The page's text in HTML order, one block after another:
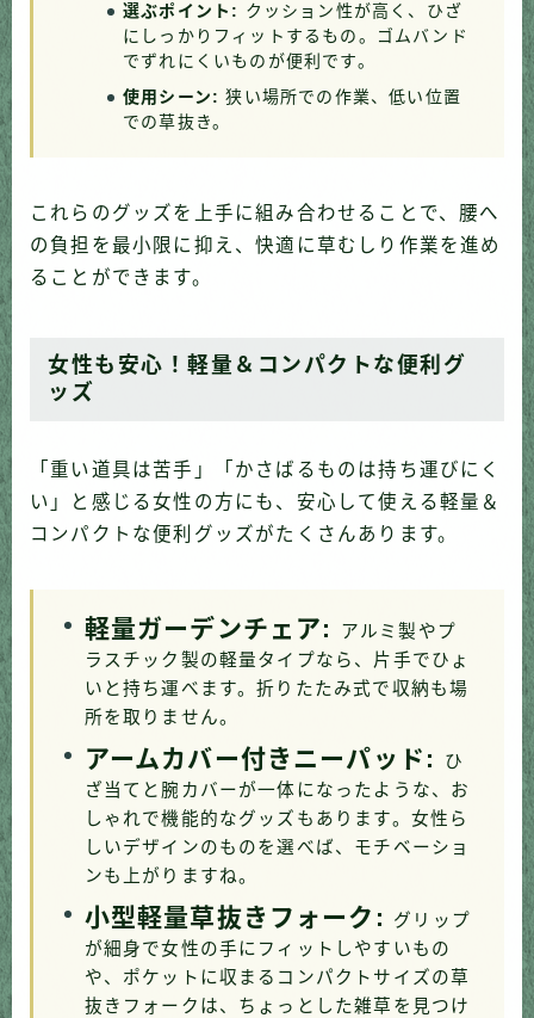
選ぶポイント: クッション性が高く、ひざ
にしっかりフィットするもの。ゴムバンド
でずれにくいものが便利です。
使用シーン: 狭い場所での作業、低い位置
での草抜き。
これらのグッズを上手に組み合わせることで、腰へ
の負担を最小限に抑え、快適に草むしり作業を進め
ることができます。
女性も安心！軽量＆コンパクトな便利グ
ッズ
「重い道具は苦手」「かさばるものは持ち運びにく
い」と感じる女性の方にも、安心して使える軽量＆
コンパクトな便利グッズがたくさんあります。
軽量ガーデンチェア:
アルミ製やプ
ラスチック製の軽量タイプなら、片手でひょ
いと持ち運べます。折りたたみ式で収納も場
所を取りません。
アームカバー付きニーパッド:
ひ
ざ当てと腕カバーが一体になったような、お
しゃれで機能的なグッズもあります。女性ら
しいデザインのものを選べば、モチベーショ
ンも上がりますね。
小型軽量草抜きフォーク:
グリップ
が細身で女性の手にフィットしやすいもの
や、ポケットに収まるコンパクトサイズの草
抜きフォークは、ちょっとした雑草を見つけ